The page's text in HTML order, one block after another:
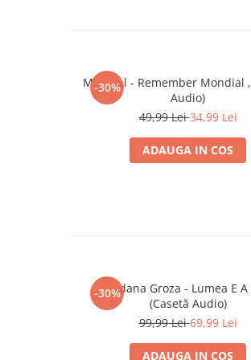
-30%
Mondial - Remember Mondial ,
Audio)
49,99 Lei34,99 Lei
ADAUGA IN COS
-30%
Loredana Groza - Lumea E
(Casetă Audio)
99,99 Lei69,99 Lei
ADAUGA IN COS